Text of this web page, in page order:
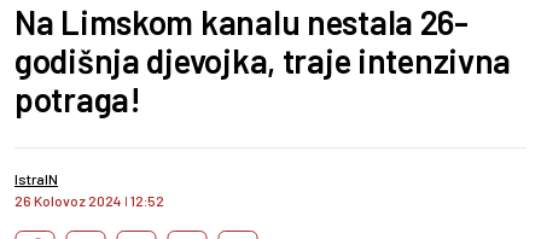
Na Limskom kanalu nestala 26-
godišnja djevojka, traje intenzivna
potraga!
IstraIN
26 Kolovoz 2024 I 12:52